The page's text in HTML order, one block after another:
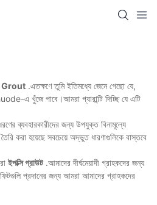
Grout .এতক্ষণে তুমি ইতিমধ্যে জেনে গেছো যে,
এ খুঁজে পাবে।আমরা গ্যারান্টি দিচ্ছি যে এটি
ব্যবহারকারীদের জন্য উপযুক্ত বিনামূল্যে
করা হয়েছে সবচেয়ে অদ্ভুত ধারণাগুলিকে বাস্তবে
ইপক্সি গ্রাউট.আমাদের দীর্ঘমেয়াদী গ্রাহকদের জন্য
প্রদানের জন্য আমরা আমাদের গ্রাহকদের